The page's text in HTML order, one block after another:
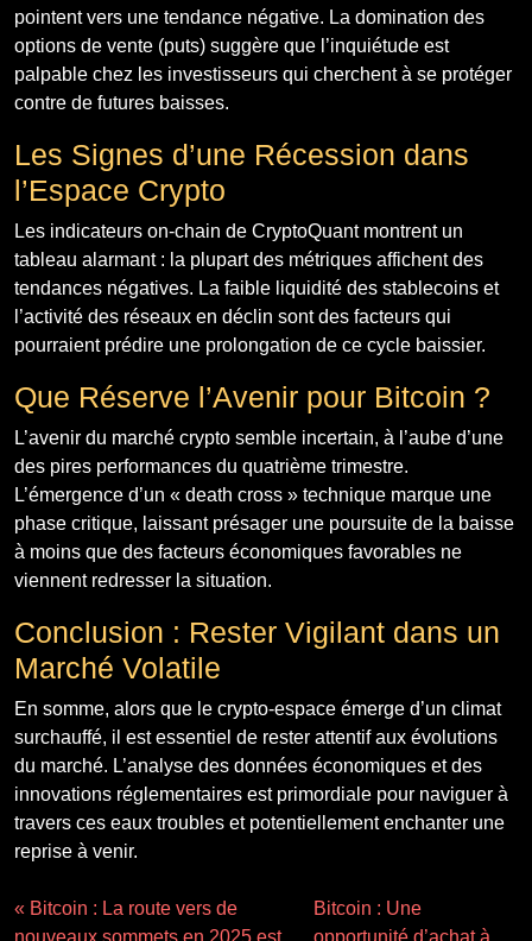
pointent vers une tendance négative. La domination des
options de vente (puts) suggère que l’inquiétude est
palpable chez les investisseurs qui cherchent à se protéger
contre de futures baisses.
Les Signes d’une Récession dans
l’Espace Crypto
Les indicateurs on-chain de CryptoQuant montrent un
tableau alarmant : la plupart des métriques affichent des
tendances négatives. La faible liquidité des stablecoins et
l’activité des réseaux en déclin sont des facteurs qui
pourraient prédire une prolongation de ce cycle baissier.
Que Réserve l’Avenir pour Bitcoin ?
L’avenir du marché crypto semble incertain, à l’aube d’une
des pires performances du quatrième trimestre.
L’émergence d’un « death cross » technique marque une
phase critique, laissant présager une poursuite de la baisse
à moins que des facteurs économiques favorables ne
viennent redresser la situation.
Conclusion : Rester Vigilant dans un
Marché Volatile
En somme, alors que le crypto-espace émerge d’un climat
surchauffé, il est essentiel de rester attentif aux évolutions
du marché. L’analyse des données économiques et des
innovations réglementaires est primordiale pour naviguer à
travers ces eaux troubles et potentiellement enchanter une
reprise à venir.
« Bitcoin : La route vers de
nouveaux sommets en 2025 est
Bitcoin : Une
opportunité d’achat à